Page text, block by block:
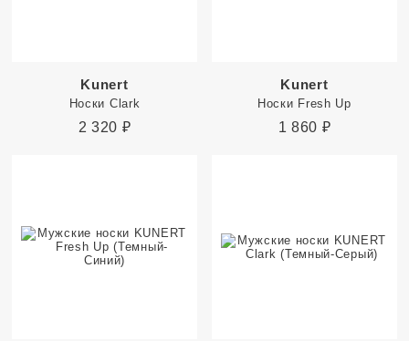
Kunert
Носки Clark
2 320 ₽
Kunert
Носки Fresh Up
1 860 ₽